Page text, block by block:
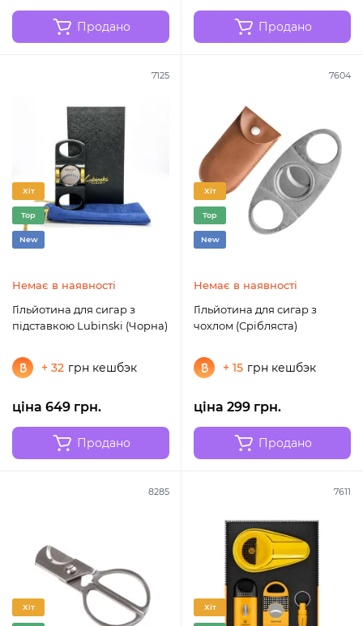
Продано Продано
7125
Хіт
Top
New
Немає в наявності
Гільйотина для сигар з
підставкою Lubinski (Чорна)
+ 32 грн кешбэк
ціна 649 грн.
Продано
7604
Хіт
Top
New
Немає в наявності
Гільйотина для сигар з
чохлом (Срібляста)
+ 15 грн кешбэк
ціна 299 грн.
Продано
8285
Хіт
7611
Хіт